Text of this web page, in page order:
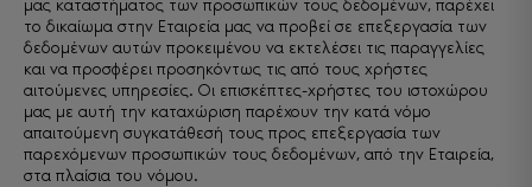
μας καταστήματος των προσωπικών τους δεδομένων, παρέχει
το δικαίωμα στην Εταιρεία μας να προβεί σε επεξεργασία των
δεδομένων αυτών προκειμένου να εκτελέσει τις παραγγελίες
και να προσφέρει προσηκόντως τις από τους χρήστες
αιτούμενες υπηρεσίες. Οι επισκέπτες-χρήστες του ιστοχώρου
μας με αυτή την καταχώριση παρέχουν την κατά νόμο
απαιτούμενη συγκατάθεσή τους προς επεξεργασία των
παρεχόμενων προσωπικών τους δεδομένων, από την Εταιρεία,
στα πλαίσια του νόμου.